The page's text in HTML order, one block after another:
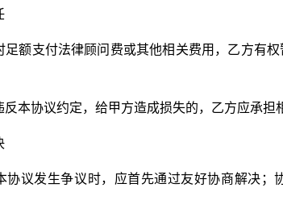
足额支付法律顾问费或其他相关费用，乙方有
本协议约定，给甲方造成损失的，乙方应承担
协议发生争议时，应首先通过友好协商解决